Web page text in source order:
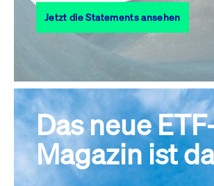
31
Alle Events
Jetzt die Statements ansehen
Das neue
Magazin ist da